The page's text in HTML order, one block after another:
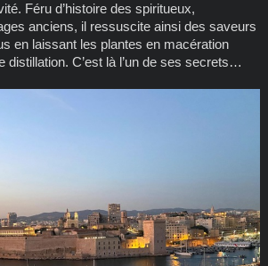
Féru d’histoire des spiritueux,
anciens, il ressuscite ainsi des saveurs
en laissant les plantes en macération
distillation. C’est là l’un de ses secrets…